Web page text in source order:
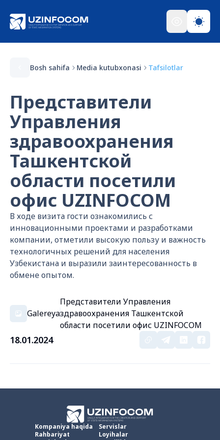
Bosh sahifa Media kutubxonasi Tafsilotlar
Представители
Управления
здравоохранения
Ташкентской
области посетили
офис UZINFOCOM
В ходе визита гости ознакомились с
инновационными проектами и разработками
компании, отметили высокую пользу и важность
технологичных решений для населения
Узбекистана и выразили заинтересованность в
обмене опытом.
Galereya
Представители Управления
здравоохранения Ташкентской
области посетили офис UZINFOCOM
18.01.2024
Kompaniya haqida
Rahbariyat
Servislar
Loyihalar